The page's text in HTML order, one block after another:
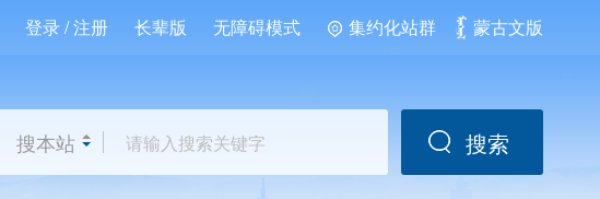
登录 / 注册 长辈版 无障碍模式 集约化站群 蒙古文版
搜本站 搜索